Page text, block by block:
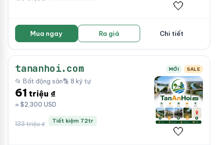
🤍
Mua ngay Ra giá Chi tiết
tananhoi.com MỚI SALE
📂 Bất động sản🔡 8 ký tự
61 triệu ₫
≈ $2,300 USD
133 triệu ₫ Tiết kiệm 72tr
🤍